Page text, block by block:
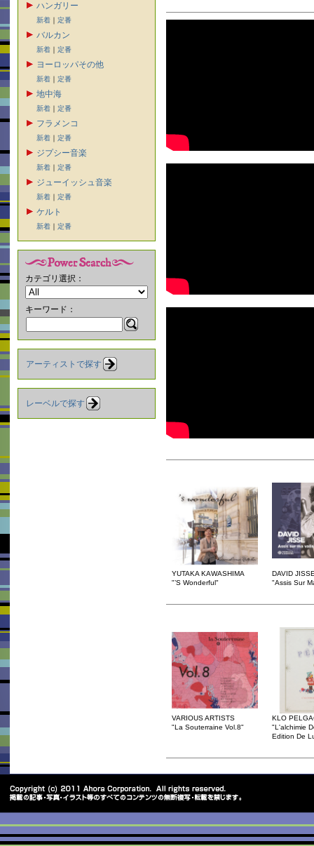
ハンガリー
新着 ｜ 定番
バルカン
新着 ｜ 定番
ヨーロッパその他
新着 ｜ 定番
地中海
新着 ｜ 定番
フラメンコ
新着 ｜ 定番
ジプシー音楽
新着 ｜ 定番
ジューイッシュ音楽
新着 ｜ 定番
ケルト
新着 ｜ 定番
カテゴリ選択：
キーワード：
アーティストで探す
レーベルで探す
YUTAKA KAWASHIMA
"’S Wonderful"
DAVID
"Assis Sur
VARIOUS ARTISTS
"La Souterraine Vol.8"
KLO
"L'alchimie
Edition De